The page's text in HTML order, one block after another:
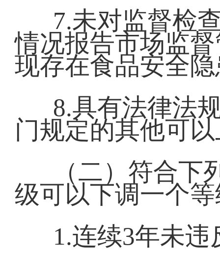
7.未对监督检
情况报告市场监
现存在食品安全
8.具有法律法
门规定的其他可
（二）符合
级可以下调一个
1.连续3年未